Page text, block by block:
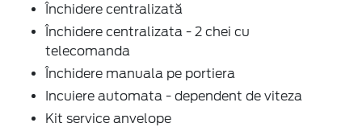
Închidere centralizată
Închidere centralizata - 2 chei cu
telecomanda
Închidere manuala pe portiera
Incuiere automata - dependent de viteza
Kit service anvelope